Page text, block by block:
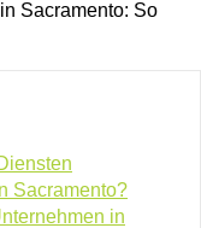
Sacramento: So
Sacramento?
in